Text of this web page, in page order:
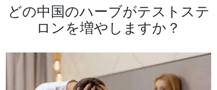
液体飲料 ティーバッグ グミ
どの中国のハーブがテストステ
ロンを増やしますか？